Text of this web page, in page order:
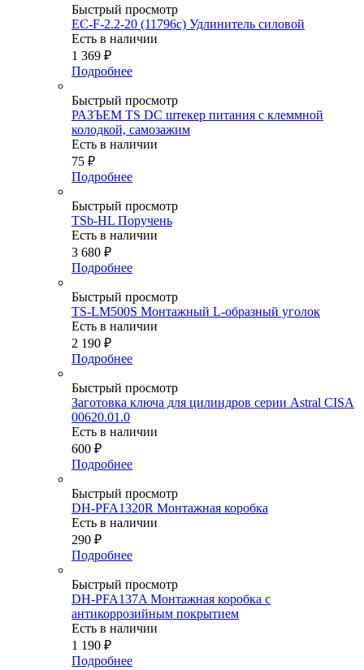
Быстрый просмотр
EC-F-2.2-20 (11796c) Удлинитель силовой
Есть в наличии
1 369 ₽
Подробнее
Быстрый просмотр
РАЗЪЕМ TS DC штекер питания с клеммной
колодкой, самозажим
Есть в наличии
75 ₽
Подробнее
Быстрый просмотр
TSb-HL Поручень
Есть в наличии
3 680 ₽
Подробнее
Быстрый просмотр
TS-LM500S Монтажный L-образный уголок
Есть в наличии
2 190 ₽
Подробнее
Быстрый просмотр
Заготовка ключа для цилиндров серии Astral CISA
00620.01.0
Есть в наличии
600 ₽
Подробнее
Быстрый просмотр
DH-PFA1320R Монтажная коробка
Есть в наличии
290 ₽
Подробнее
Быстрый просмотр
DH-PFA137A Монтажная коробка с
антикоррозийным покрытием
Есть в наличии
1 190 ₽
Подробнее